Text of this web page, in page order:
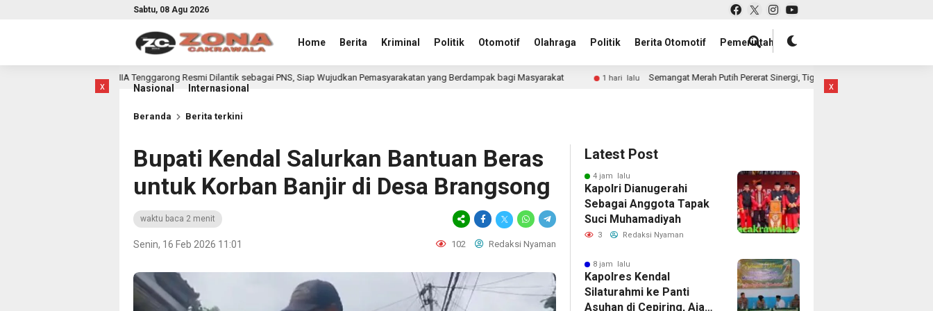
Sabtu, 08 Agu 2026
Home Berita Kriminal Politik Otomotif Olahraga Politik Berita Otomotif Pemerintah
Nasional Internasional
x
IIA Tenggarong Resmi Dilantik sebagai PNS, Siap Wujudkan Pemasyarakatan yang Berdampak bagi Masyarakat 1 hari lalu Semangat Merah Putih Pererat Sinergi, Tiga UPT Pemasyarakatan Tenggarong Gelar Lomba
Beranda Berita terkini
Bupati Kendal Salurkan Bantuan Beras
untuk Korban Banjir di Desa Brangsong
waktu baca 2 menit
Senin, 16 Feb 2026 11:01 102 Redaksi Nyaman
Latest Post
4 jam lalu
Kapolri Dianugerahi
Sebagai Anggota Tapak
Suci Muhamadiyah
3 Redaksi Nyaman
8 jam lalu
Kapolres Kendal
Silaturahmi ke Panti
Asuhan di Cepiring, Ajak
x